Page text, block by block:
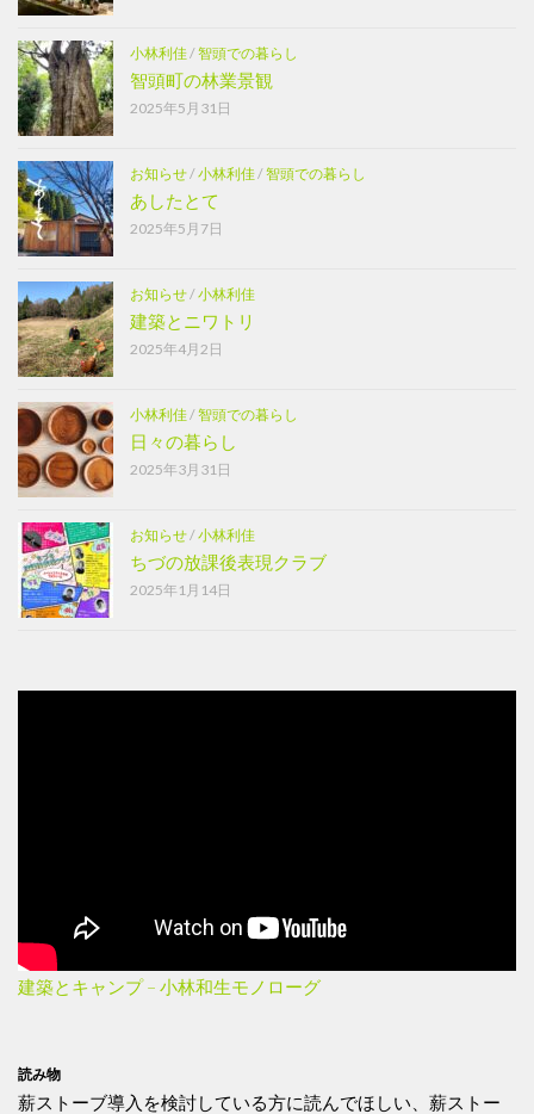
小林利佳/智頭での暮らし
智頭町の林業景観
2025年5月31日
お知らせ/小林利佳/智頭での暮らし
あしたとて
2025年5月7日
お知らせ/小林利佳
建築とニワトリ
2025年4月2日
小林利佳/智頭での暮らし
日々の暮らし
2025年3月31日
お知らせ/小林利佳
ちづの放課後表現クラブ
2025年1月14日
建築とキャンプ – 小林和生モノローグ
読み物
薪ストーブ導入を検討している方に読んでほしい、薪ストー